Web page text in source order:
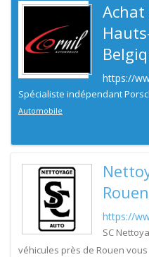
Achat
https://
Spécialiste indépendant
Automobile
Rouen
https://
SC
véhicules près de Rouen